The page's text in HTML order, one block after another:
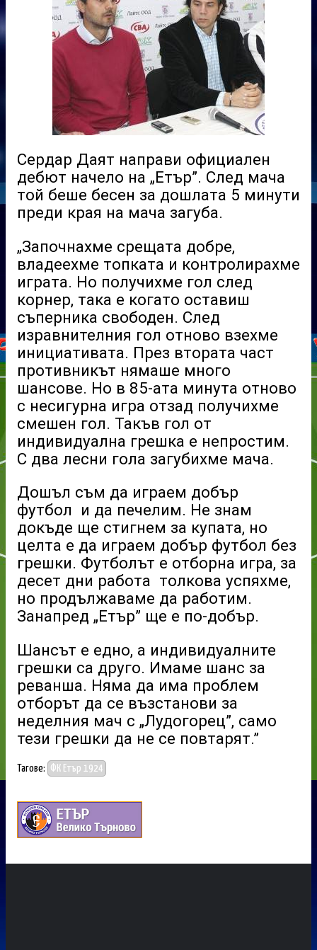
Сердар Даят направи официален
дебют начело на „Етър”. След мача
той беше бесен за дошлата 5 минути
преди края на мача загуба.
„Започнахме срещата добре,
владеехме топката и контролирахме
играта. Но получихме гол след
корнер, така е когато оставиш
съперника свободен. След
изравнителния гол отново взехме
инициативата. През втората част
противникът нямаше много
шансове. Но в 85-ата минута отново
с несигурна игра отзад получихме
смешен гол. Такъв гол от
индивидуална грешка е непростим.
С два лесни гола загубихме мача.
Дошъл съм да играем добър
футбол и да печелим. Не знам
докъде ще стигнем за купата, но
целта е да играем добър футбол без
грешки. Футболът е отборна игра, за
десет дни работа толкова успяхме,
но продължаваме да работим.
Занапред „Етър” ще е по-добър.
Шансът е едно, а индивидуалните
грешки са друго. Имаме шанс за
реванша. Няма да има проблем
отборът да се възстанови за
неделния мач с „Лудогорец”, само
тези грешки да не се повтарят.”
Тагове: ФК Етър 1924